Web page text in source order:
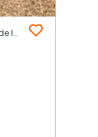
MARBELLA | Área Urbana | Cartagena de Indias